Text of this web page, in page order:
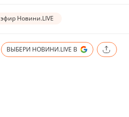
эфир Новини.LIVE
ВЫБЕРИ НОВИНИ.LIVE В